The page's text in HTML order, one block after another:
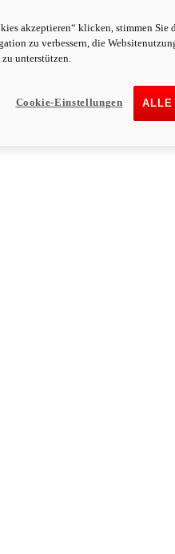
akzeptieren“ klicken, stimmen Sie
zu verbessern, die
unterstützen.
ALLE
Cookie-Einstellungen